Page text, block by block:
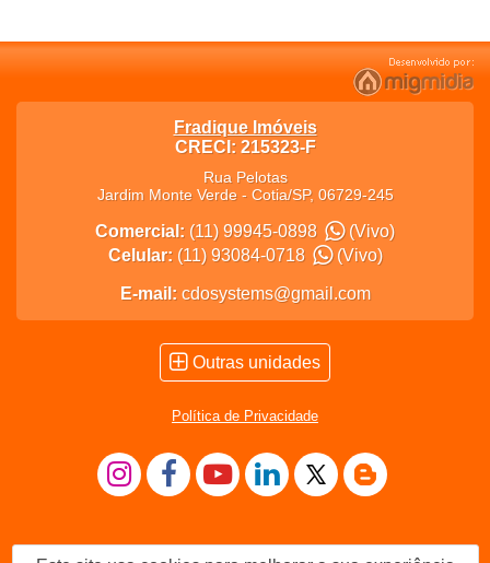
Fradique Imóveis
CRECI: 215323-F
Rua Pelotas
Jardim Monte Verde- Cotia/SP, 06729-245
Comercial: (11) 99945-0898
(Vivo)
Celular: (11) 93084-0718 (Vivo)
E-mail: cdosystems@gmail.com
Outras unidades
Política de Privacidade